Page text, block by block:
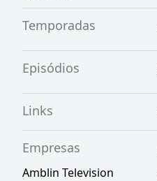
Temporadas
Episódios
Links
Empresas
Amblin Television